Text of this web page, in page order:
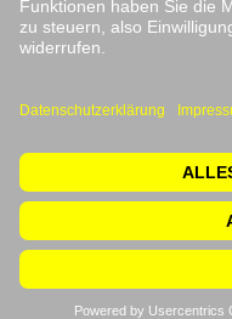
ABONNIEREN
Sie unsere
© 2026 Waagen
Datenschutzerklärung